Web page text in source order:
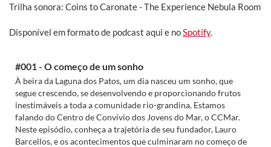
Trilha sonora: Coins to Caronate - The Experience Nebula Room
Disponível em formato de podcast aqui e noSpotify.
#001 - O começo de um sonho
À beira da Laguna dos Patos, um dia nasceu um sonho, que
segue crescendo, se desenvolvendo e proporcionando frutos
inestimáveis a toda a comunidade rio-grandina. Estamos
falando do Centro de Convívio dos Jovens do Mar, o CCMar.
Neste episódio, conheça a trajetória de seu fundador, Lauro
Barcellos, e os acontecimentos que culminaram no começo de